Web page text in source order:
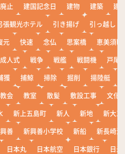
廃止 建国記念日 建物 建築
建
張観光ホテル 引き揚げ
引っ越し
元 快速 念仏 思案橋
恵美須町
成人式 戦争 戦艦 戦闘機
戸尾
獲 捕鯨 掃除 掘削 揚陸艇
教会 教室 散髪 敷設工事
文化
新上五島町 新人 新地
新大工
善 新興善小学校 新船
新長崎漁
日本丸 日本航空 日本銀行
日